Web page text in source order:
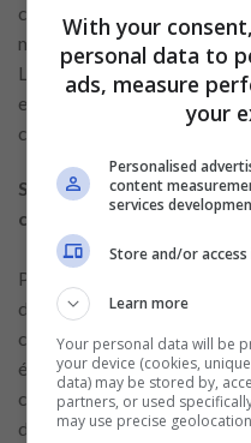
communauté adulte, ces
maintenir des échanges
La technologie, lorsqu’elle
espace de dialogue
connaissances et ses
Sécurité, accessibilité et
comme piliers des
Parler de cuisine réunit
divers autour d’un plaisir
communication permettent
échange des recettes, des
culinaires. Les échanges
dimension vivante, facilitant
With your
personal data to
ads, measure
your
Personalised
content
services
Store and/or
Learn more
Your personal data will be
your device (cookies,
data) may be stored by,
partners, or used
may use precise